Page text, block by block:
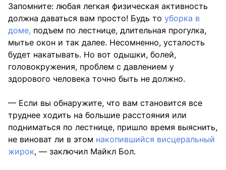
Запомните: любая легкая физическая активность
должна даваться вам просто! Будь то уборка в
доме, подъем по лестнице, длительная прогулка,
мытье окон и так далее. Несомненно, усталость
будет накатывать. Но вот одышки, болей,
головокружения, проблем с давлением у
здорового человека точно быть не должно.
— Если вы обнаружите, что вам становится все
труднее ходить на большие расстояния или
подниматься по лестнице, пришло время выяснить,
не виноват ли в этом накопившийся висцеральный
жирок, — заключил Майкл Бол.